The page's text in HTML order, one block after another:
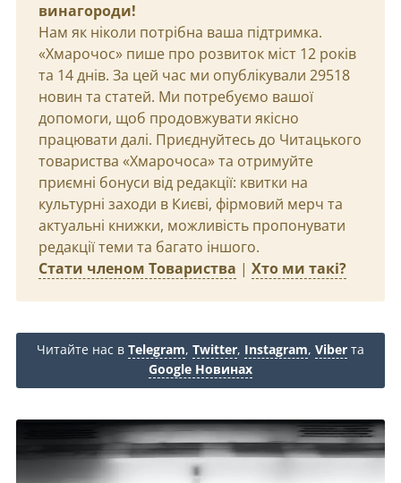
винагороди!
Нам як ніколи потрібна ваша підтримка.
«Хмарочос» пише про розвиток міст 12 років
та 14 днів. За цей час ми опублікували 29518
новин та статей. Ми потребуємо вашої
допомоги, щоб продовжувати якісно
працювати далі. Приєднуйтесь до Читацького
товариства «Хмарочоса» та отримуйте
приємні бонуси від редакції: квитки на
культурні заходи в Києві, фірмовий мерч та
актуальні книжки, можливість пропонувати
редакції теми та багато іншого.
Стати членом Товариства | Хто ми такі?
Читайте нас в Telegram, Twitter, Instagram, Viber та
Google Новинах